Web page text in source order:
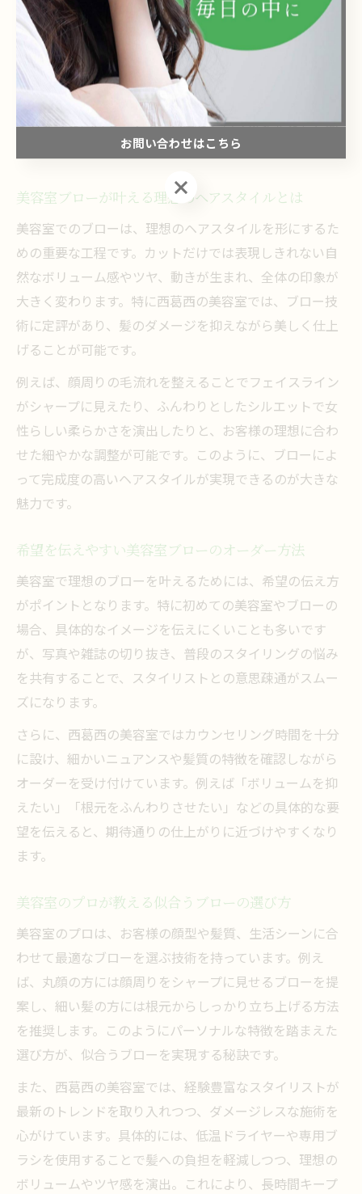
また、ブローの際にはドライヤーの使い方やブラシの選
び方なども丁寧に教えてもらえるため、自宅での再現性
が高まります。例えば、根元からしっかりと立ち上げる
方法や毛先の流れを整えるテクニックなど、具体的なア
ドバイスを受けることで、自分らしいスタイルを長く楽
しめるようになります。
美容室ブローが叶える理想のヘアスタイルとは
美容室でのブローは、理想のヘアスタイルを形にするた
めの重要な工程です。カットだけでは表現しきれない自
然なボリューム感やツヤ、動きが生まれ、全体の印象が
大きく変わります。特に西葛西の美容室では、ブロー技
術に定評があり、髪のダメージを抑えながら美しく仕上
げることが可能です。
例えば、顔周りの毛流れを整えることでフェイスライン
がシャープに見えたり、ふんわりとしたシルエットで女
性らしい柔らかさを演出したりと、お客様の理想に合わ
せた細やかな調整が可能です。このように、ブローによ
って完成度の高いヘアスタイルが実現できるのが大きな
魅力です。
希望を伝えやすい美容室ブローのオーダー方法
美容室で理想のブローを叶えるためには、希望の伝え方
がポイントとなります。特に初めての美容室やブローの
場合、具体的なイメージを伝えにくいことも多いです
が、写真や雑誌の切り抜き、普段のスタイリングの悩み
を共有することで、スタイリストとの意思疎通がスムー
ズになります。
さらに、西葛西の美容室ではカウンセリング時間を十分
に設け、細かいニュアンスや髪質の特徴を確認しながら
オーダーを受け付けています。例えば「ボリュームを抑
えたい」「根元をふんわりさせたい」などの具体的な要
望を伝えると、期待通りの仕上がりに近づけやすくなり
ます。
美容室のプロが教える似合うブローの選び方
美容室のプロは、お客様の顔型や髪質、生活シーンに合
わせて最適なブローを選ぶ技術を持っています。例え
ば、丸顔の方には顔周りをシャープに見せるブローを提
案し、細い髪の方には根元からしっかり立ち上げる方法
を推奨します。このようにパーソナルな特徴を踏まえた
選び方が、似合うブローを実現する秘訣です。
また、西葛西の美容室では、経験豊富なスタイリストが
最新のトレンドを取り入れつつ、ダメージレスな施術を
心がけています。具体的には、低温ドライヤーや専用ブ
ラシを使用することで髪への負担を軽減しつつ、理想の
ボリュームやツヤ感を演出。これにより、長時間キープ
お問い合わせはこちら
お問い合わせはこちら